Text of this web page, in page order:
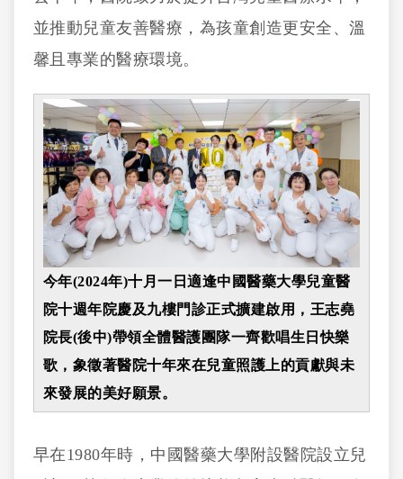
並推動兒童友善醫療，為孩童創造更安全、溫
馨且專業的醫療環境。
今年(2024年)十月一日適逢中國醫藥大學兒童醫
院十週年院慶及九樓門診正式擴建啟用，王志堯
院長(後中)帶領全體醫護團隊一齊歡唱生日快樂
歌，象徵著醫院十年來在兒童照護上的貢獻與未
來發展的美好願景。
早在1980年時，中國醫藥大學附設醫院設立兒